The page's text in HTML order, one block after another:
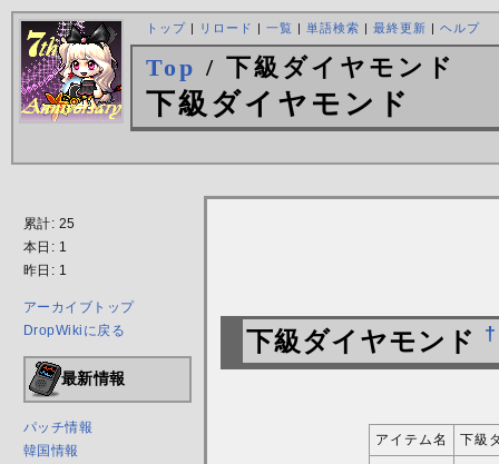
トップ| リロード | 一覧 | 単語検索 | 最終更新 | ヘルプ
Top / 下級ダイヤモンド
下級ダイヤモンド
累計: 25
本日: 1
昨日: 1
アーカイブトップ
DropWikiに戻る
最新情報
パッチ情報
韓国情報
下級ダイヤモンド †
アイテム名 下級